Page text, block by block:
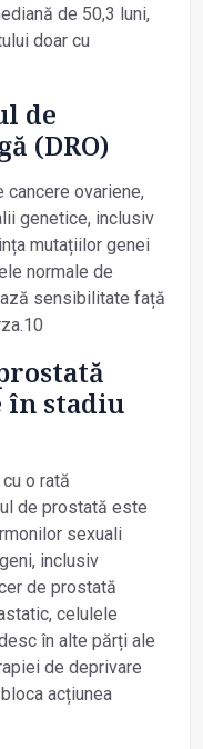
de 50,3 luni,
doar cu
de
(DRO)
cancere ovariene,
genetice, inclusiv
mutațiilor genei
normale de
sensibilitate față
în stadiu
o rată
de prostată este
sexuali
inclusiv
de prostată
celulele
în alte părți ale
de deprivare
acțiunea